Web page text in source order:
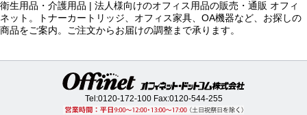
衛生用品・介護用品 | 法人様向けのオフィス用品の販売・通販 オフィ
ネット。トナーカートリッジ、オフィス家具、OA機器など、お探しの
商品をご案内。ご注文からお届けの調整まで承ります。
Tel:0120-172-100Fax:0120-544-255